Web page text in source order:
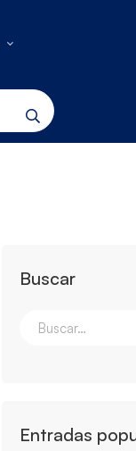
Buscar
Entradas